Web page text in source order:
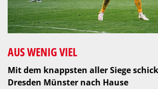
AUS WENIG VIEL
Mit dem knappsten aller Siege
Dresden Münster nach Hause